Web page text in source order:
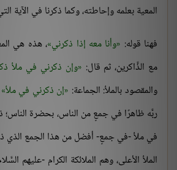
المعية بعلمه وإحاطته، وكما ذكرنا في الآية
فهنا قوله: وأنا معه إذا ذكرني ، هذه هي
مع الذَّاكرين، ثم قال: وإن ذكرني في ملأ
والمقصود بالملأ: الجماعة: إن ذكرني في ملأ
ربَّه ظاهرًا في جمعٍ من الناس، بحضرة الناس؛
في ملأ -في جمعٍ- أفضل من هذا الجمع الذي
الملأ الأعلى، وهم الملائكة الكرام -عليهم